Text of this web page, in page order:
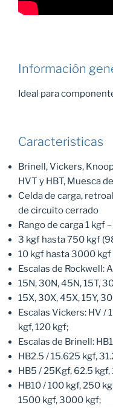
Información
Ideal para
Caracteristicas
Brinell, Vickers,
HVT y HBT, Muesca
Celda de carga,
de circuito cerrado
Rango de carga 1 kgf
3 kgf hasta 750 kgf
10 kgf hasta 3000
Escalas de Rockwell: A,
15N, 30N, 45N, 15T,
15X, 30X, 45X, 15Y,
Escalas Vickers: HV /
kgf, 120 kgf;
Escalas de Brinell:
HB2.5 / 15.625 kgf,
HB5 / 25Kgf, 62.5
HB10 / 100 kgf, 250
1500 kgf, 3000 kgf;